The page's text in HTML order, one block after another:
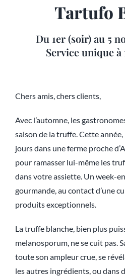
Tartufo
Du 1er (soir) au 5
Service unique à
Chers amis, chers clients,
Avec l’automne, les
saison de la truffe. Cette
jours dans une ferme proche
pour ramasser lui-même les
dans votre assiette. Un week-
gourmande, au contact d’une
produits exceptionnels.
La truffe blanche, bien plus
melanosporum, ne se cuit pas.
toute son ampleur crue, se
les autres ingrédients, ou dans